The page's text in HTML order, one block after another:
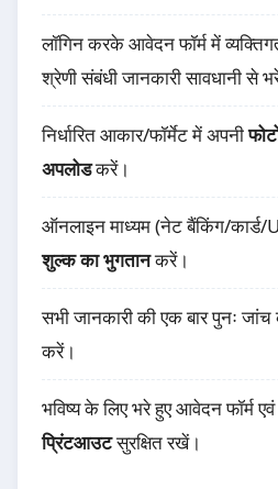
लॉगिन करके आवेदन फॉर्म में
श्रेणी संबंधी जानकारी सावधानी से
निर्धारित आकार/फॉर्मेट में अपनी
अपलोडकरें।
ऑनलाइन माध्यम (नेट बैंकिंग/कार्ड/
शुल्क का भुगतानकरें।
सभी जानकारी की एक बार पुनः
करें।
भविष्य के लिए भरे हुए आवेदन फॉर्म
प्रिंटआउटसुरक्षित रखें।